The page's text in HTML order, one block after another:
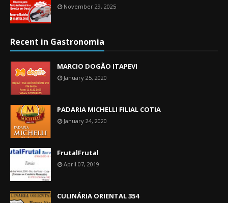
November 29, 2025
Recent in Gastronomia
MARCIO DOGÃO ITAPEVI
January 25, 2020
PADARIA MICHELLI FILIAL COTIA
January 24, 2020
FrutalFrutal
April 07, 2019
CULINÁRIA ORIENTAL 354